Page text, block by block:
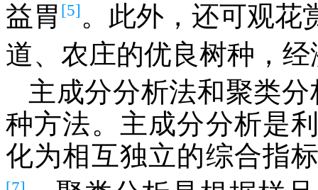
益胃 [5] 。此外，还可观花
道、农庄的优良树种，
主成分分析法和聚类
种方法。主成分分析是
化为相互独立的综合指